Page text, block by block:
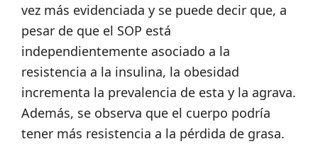
vez más evidenciada y se puede decir que, a
pesar de que el SOP está
independientemente asociado a la
resistencia a la insulina, la obesidad
incrementa la prevalencia de esta y la agrava.
Además, se observa que el cuerpo podría
tener más resistencia a la pérdida de grasa.